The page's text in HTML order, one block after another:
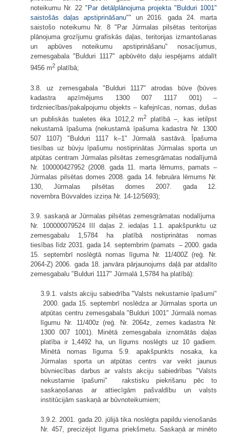
noteikumu Nr. 22 " Par detālplānojuma projekta "Bulduri 1001"
saistošās daļas apstiprināšanu"" un 2016. gada 24. marta
saistošo noteikumu Nr. 8 "Par Jūrmalas pilsētas teritorijas
plānojuma grozījumu grafiskās daļas, teritorijas izmantošanas
un apbūves noteikumu apstiprināšanu" nosacījumus,
zemesgabala "Bulduri 1117" apbūvēto daļu iespējams atdalīt
9456 m2 platībā;
3.8. uz zemesgabala "Bulduri 1117" atrodas būve (būves
kadastra apzīmējums 1300 007 1117 001) –
tirdzniecības/pakalpojumu objekts – kafejnīcas, nomas, dušas
un publiskās tualetes ēka 1012,2 m2
platībā –, kas ietilpst
nekustamā īpašuma (nekustamā īpašuma kadastra Nr. 1300
507 1107) "Bulduri 1117 k–1" Jūrmalā sastāvā. Īpašuma
tiesības uz būvju īpašumu nostiprinātas Jūrmalas sporta un
atpūtas centram Jūrmalas pilsētas zemesgrāmatas nodalījumā
Nr. 100000427952 (2008. gada 11. marta lēmums, pamats –
Jūrmalas pilsētas domes 2008. gada 14. februāra lēmums Nr.
130, Jūrmalas pilsētas domes 2007. gada 12.
novembra Būvvaldes izziņa Nr. 14-12/5693);
3.9. saskaņā ar Jūrmalas pilsētas zemesgrāmatas nodalījuma
Nr. 100000079524 III daļas 2. iedaļas 1.1. apakšpunktu uz
zemesgabalu 1,5784 ha platībā nostiprinātas nomas
tiesības līdz 2031. gada 14. septembrim (pamats – 2000. gada
15. septembrī noslēgtā nomas līguma Nr. 11/400Z (reģ. Nr.
2064-Z) 2006. gada 18. janvāra pārjaunojums daļā par atdalīto
zemesgabalu "Bulduri 1117" Jūrmalā 1,5784 ha platībā):
3.9.1. valsts akciju sabiedrība "Valsts nekustamie īpašumi"
2000. gada 15. septembrī noslēdza ar Jūrmalas sporta un
atpūtas centru zemesgabala "Bulduri 1001" Jūrmalā nomas
līgumu Nr. 11/400z (reģ. Nr. 2064z, zemes kadastra Nr.
1300 007 1001). Minētā zemesgabala iznomātās daļas
platība ir 1,4492 ha, un līgums noslēgts uz 10 gadiem.
Minētā nomas līguma 5.9. apakšpunkts nosaka, ka
Jūrmalas sporta un atpūtas centrs var veikt jaunus
būvniecības darbus ar valsts akciju sabiedrības "Valsts
nekustamie īpašumi" rakstisku piekrišanu pēc to
saskaņošanas ar attiecīgām pašvaldību un valsts
institūcijām saskaņā ar būvnoteikumiem;
3.9.2. 2001. gada 20. jūlijā tika noslēgta papildu vienošanās
Nr. 457, precizējot līguma priekšmetu. Saskaņā ar minēto